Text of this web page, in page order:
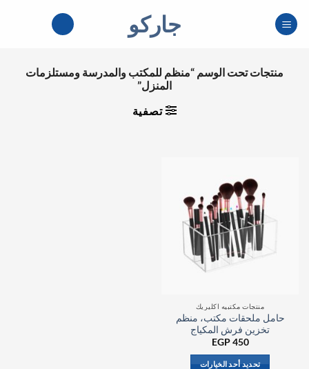
للمحتوى
جاركو
منتجات تحت الوسم “منظم للمكتب والمدرسة ومستلزمات
المنزل”
تصفية
منتجات مكتبيه اكليريك
حامل ملحقات مكتب، منظم
تخزين فرش المكياج
EGP450
تحديد أحد الخيارات